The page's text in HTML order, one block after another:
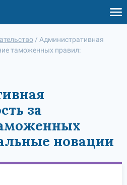
/ Административная
таможенных правил:
за
новации